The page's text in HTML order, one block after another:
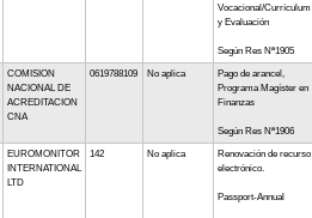
Vocacional/Currículum
y Evaluación
Según Res Nª1905
COMISION
NACIONAL DE
ACREDITACION
CNA
0619788109 No aplica
Pago de arancel,
Programa Magíster en
Finanzas
Según Res Nª1906
EUROMONITOR
INTERNATIONAL
LTD
142 No aplica
Renovación de recurso
electrónico.
Passport-Annual